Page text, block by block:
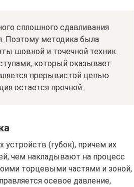
сплошного сдавливания
Поэтому методика была
шовной и точечной техник.
который оказывает
прерывистой цепью
остается прочной.
(губок), причем их
чем накладывают на процесс
торцевыми частями и зоной,
осевое давление,